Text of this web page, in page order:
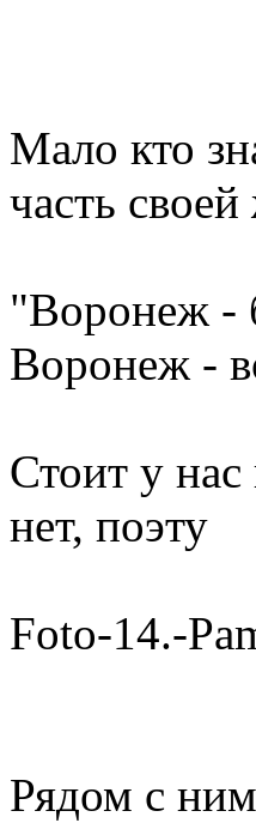
Мало кто
часть
"Воронеж -
Воронеж -
Стоит у
нет, поэту
Foto-14.-
Рядом с